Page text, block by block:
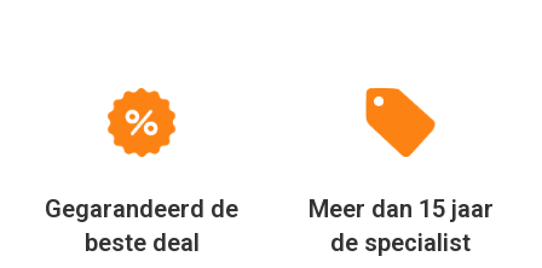
Gegarandeerd de
beste deal
Meer dan 15 jaar
de specialist